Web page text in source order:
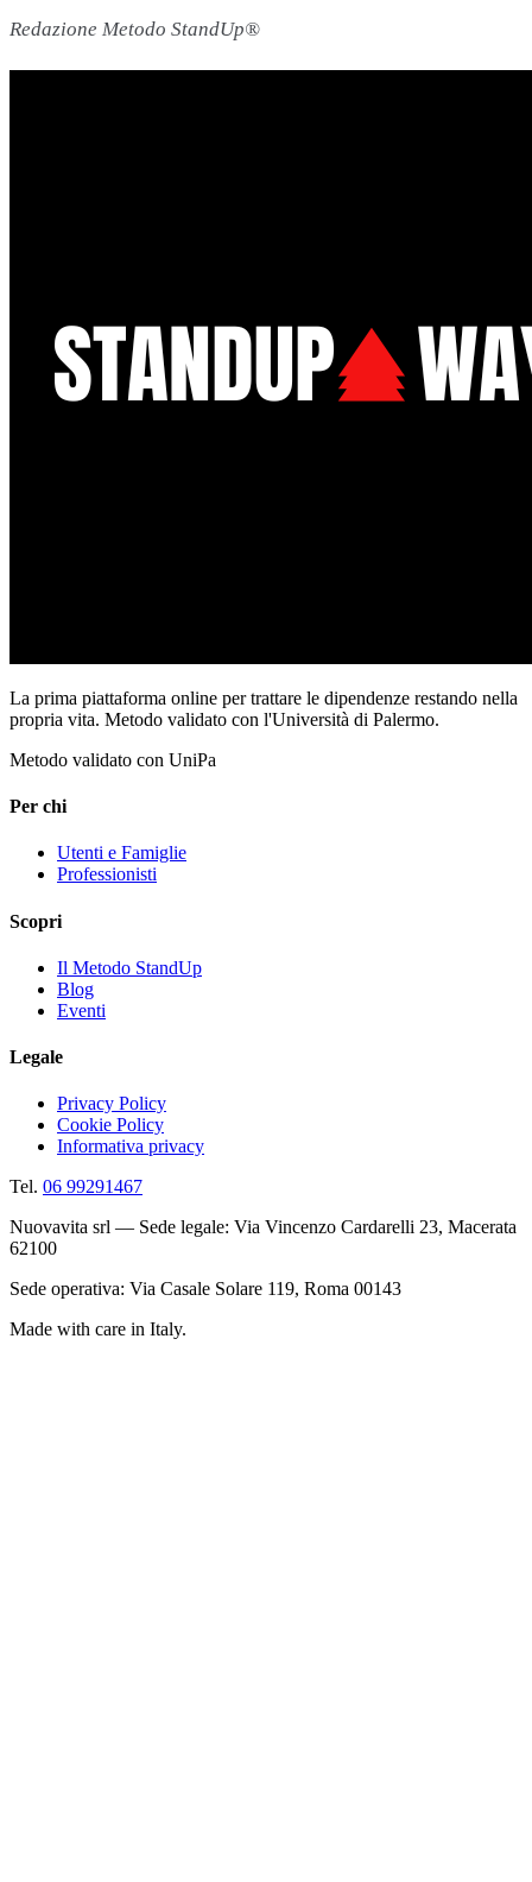
Redazione Metodo StandUp®
La prima piattaforma online per trattare le dipendenze restando nella
propria vita. Metodo validato con l'Università di Palermo.
Metodo validato con UniPa
Per chi
Utenti e Famiglie
Professionisti
Scopri
Il Metodo StandUp
Blog
Eventi
Legale
Privacy Policy
Cookie Policy
Informativa privacy
Tel. 06 99291467
Nuovavita srl — Sede legale: Via Vincenzo Cardarelli 23, Macerata
62100
Sede operativa: Via Casale Solare 119, Roma 00143
Made with care in Italy.